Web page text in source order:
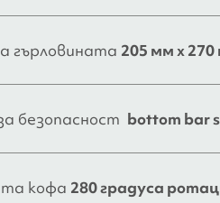
гърловината 205 мм x
безопасност bottom bar
кофа 280 градуса